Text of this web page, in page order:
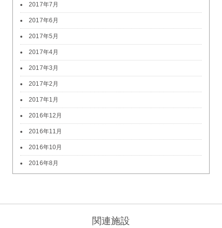
2017年7月
2017年6月
2017年5月
2017年4月
2017年3月
2017年2月
2017年1月
2016年12月
2016年11月
2016年10月
2016年8月
関連施設